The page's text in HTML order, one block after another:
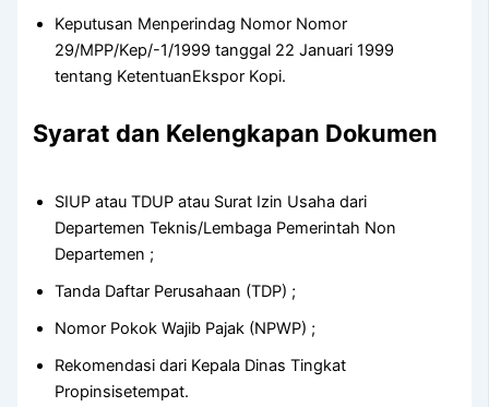
Keputusan Menperindag Nomor Nomor
29/MPP/Kep/-1/1999 tanggal 22 Januari 1999
tentang KetentuanEkspor Kopi.
Syarat dan Kelengkapan Dokumen
SIUP atau TDUP atau Surat Izin Usaha dari
Departemen Teknis/Lembaga Pemerintah Non
Departemen ;
Tanda Daftar Perusahaan (TDP) ;
Nomor Pokok Wajib Pajak (NPWP) ;
Rekomendasi dari Kepala Dinas Tingkat
Propinsisetempat.